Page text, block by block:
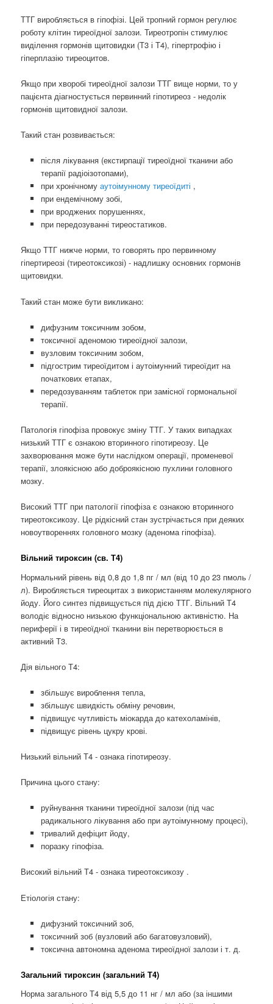
ТТГ виробляється в гіпофізі. Цей тропний гормон регулює
роботу клітин тиреоїдної залози. Тиреотропін стимулює
виділення гормонів щитовидки (Т3 і Т4), гіпертрофію і
гіперплазію тиреоцитов.
Якщо при хворобі тиреоїдної залози ТТГ вище норми, то у
пацієнта діагностується первинний гіпотиреоз - недолік
гормонів щитовидної залози.
Такий стан розвивається:
після лікування (екстирпації тиреоїдної тканини або
терапії радіоізотопами),
при хронічному аутоімунному тиреоїдиті ,
при ендемічному зобі,
при вроджених порушеннях,
при передозуванні тиреостатиков.
Якщо ТТГ нижче норми, то говорять про первинному
гіпертиреозі (тиреотоксикозі) - надлишку основних гормонів
щитовидки.
Такий стан може бути викликано:
дифузним токсичним зобом,
токсичної аденомою тиреоїдної залози,
вузловим токсичним зобом,
підгострим тиреоїдитом і аутоімунний тиреоїдит на
початкових етапах,
передозуванням таблеток при замісної гормональної
терапії.
Патологія гіпофіза провокує зміну ТТГ. У таких випадках
низький ТТГ є ознакою вторинного гіпотиреозу. Це
захворювання може бути наслідком операції, променевої
терапії, злоякісною або доброякісною пухлини головного
мозку.
Високий ТТГ при патології гіпофіза є ознакою вторинного
тиреотоксикозу. Це рідкісний стан зустрічається при деяких
новоутвореннях головного мозку (аденома гіпофіза).
Вільний тироксин (св. Т4)
Нормальний рівень від 0,8 до 1,8 пг / мл (від 10 до 23 пмоль /
л). Виробляється тиреоцитах з використанням молекулярного
йоду. Його синтез підвищується під дією ТТГ. Вільний Т4
володіє відносно низькою функціональною активністю. На
периферії і в тиреоїдної тканини він перетворюється в
активний Т3.
Дія вільного Т4:
збільшує вироблення тепла,
збільшує швидкість обміну речовин,
підвищує чутливість міокарда до катехоламінів,
підвищує рівень цукру крові.
Низький вільний Т4 - ознака гіпотиреозу.
Причина цього стану:
руйнування тканини тиреоїдної залози (під час
радикального лікування або при аутоімунному процесі),
тривалий дефіцит йоду,
поразку гіпофіза.
Високий вільний Т4 - ознака тиреотоксикозу .
Етіологія стану:
дифузний токсичний зоб,
токсичний зоб (вузловий або багатовузловий),
токсична автономна аденома тиреоїдної залози і т. д.
Загальний тироксин (загальний Т4)
Норма загального Т4 від 5,5 до 11 нг / мл або (за іншими